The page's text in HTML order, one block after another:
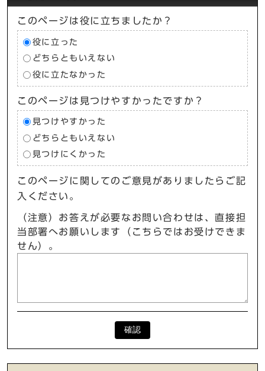
このページは役に立ちましたか？
役に立った
どちらともいえない
役に立たなかった
このページは見つけやすかったですか？
見つけやすかった
どちらともいえない
見つけにくかった
このページに関してのご意見がありましたらご記
入ください。
（注意）お答えが必要なお問い合わせは、直接担
当部署へお願いします（こちらではお受けできま
せん）。
確認